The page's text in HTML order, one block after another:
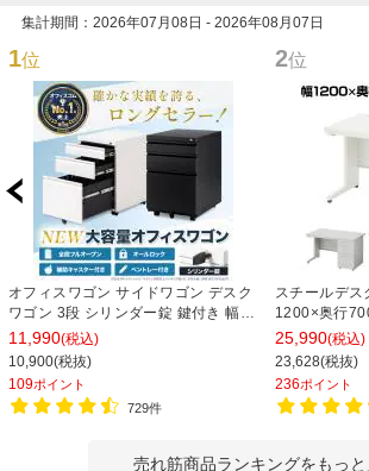
集計期間：2026年07月08日 - 2026年08月07日
1位
オフィスワゴン サイドワゴン デスク
ワゴン 3段 シリンダー錠 鍵付き 幅
390×奥行510×高さ600mm【ホワイ
ト・ブラック】
11,990(税込)
10,900(税抜)
109ポイント
729件
2位
スチールデ
1200×奥行
事務机 ビジネ
25,990(税込)
23,628(税抜)
236ポイント
売れ筋商品ランキングをもっと